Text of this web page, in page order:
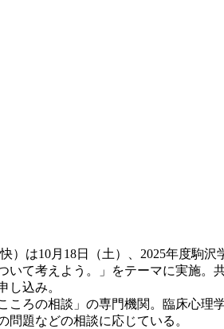
）は10月18日（土）、2025年度駒
いて考えよう。」をテーマに実施
し込み。
ろの相談」の専門機関。臨床心
題などの相談に応じている。